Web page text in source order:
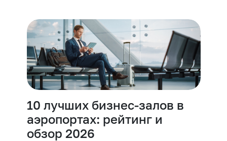
10 лучших бизнес-залов в
аэропортах: рейтинг и
обзор 2026